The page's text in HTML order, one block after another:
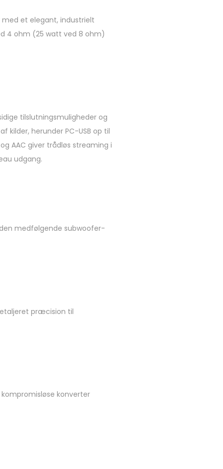
et elegant, industrielt
4 ohm (25 watt ved 8 ohm)
tilslutningsmuligheder og
kilder, herunder PC-USB op til
AAC giver trådløs streaming i
udgang.
medfølgende subwoofer-
præcision til
konverter